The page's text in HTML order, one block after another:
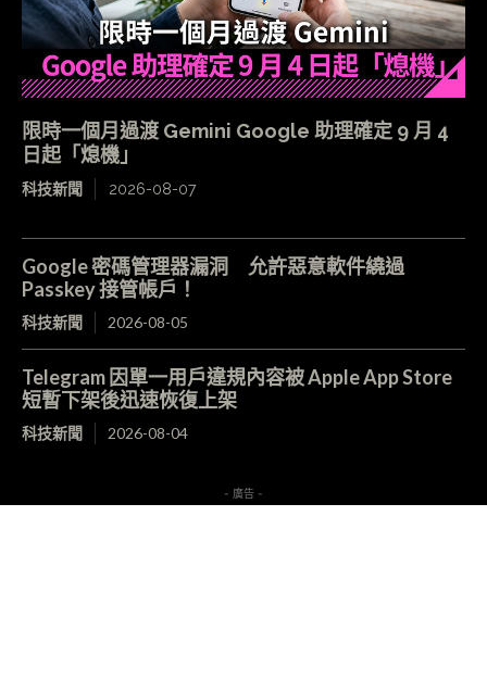
限時一個月過渡 Gemini Google 助理確定 9 月 4
日起「熄機」
科技新聞 2026-08-07
Google 密碼管理器漏洞 允許惡意軟件繞過
Passkey 接管帳戶！
科技新聞 2026-08-05
Telegram 因單一用戶違規內容被 Apple App Store
短暫下架後迅速恢復上架
科技新聞 2026-08-04
- 廣告 -